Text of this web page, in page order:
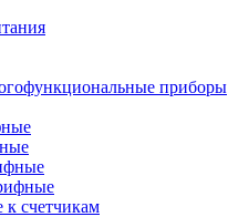
приборы
к счетчикам